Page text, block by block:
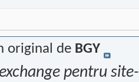
original de BGY
pentru